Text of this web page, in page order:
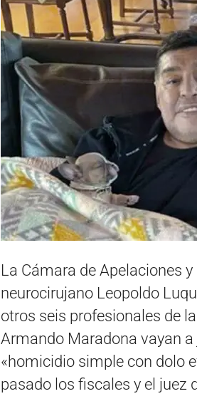
La Cámara de Apelaciones
neurocirujano Leopoldo
otros seis profesionales de
Armando Maradona vayan
«homicidio simple con dolo
pasado los fiscales y el juez